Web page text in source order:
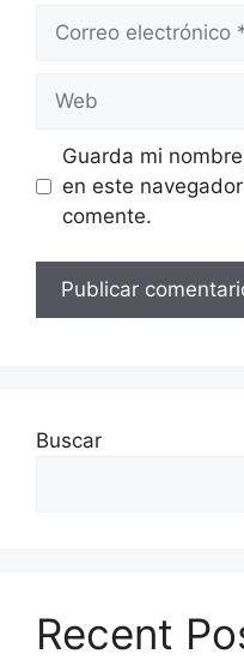
electrónico
Guarda mi
en este
comente.
Buscar
Recent